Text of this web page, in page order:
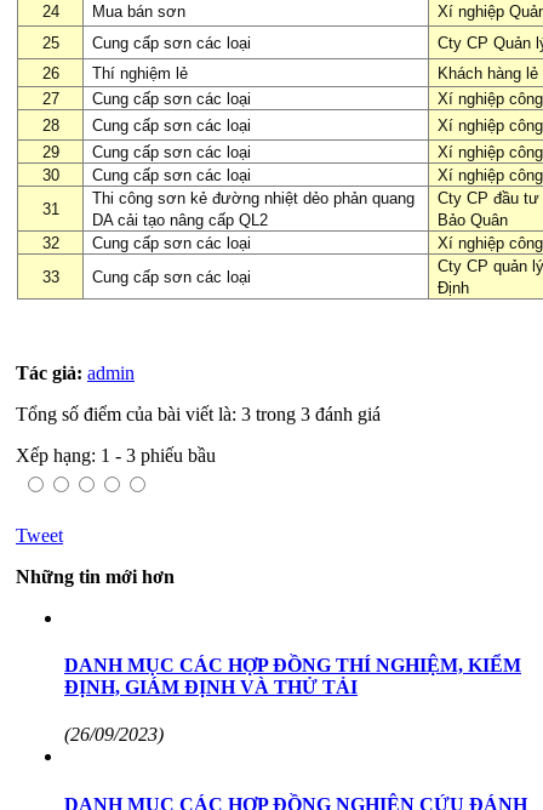
24
Mua bán sơn
Xí nghiệp
25
Cung cấp sơn các loại
Cty CP Quản
26
Thí nghiệm lẻ
Khách hàng lẻ
27
Cung cấp sơn các loại
Xí nghiệp
28
Cung cấp sơn các loại
Xí nghiệp
29
Cung cấp sơn các loại
Xí nghiệp
30
Cung cấp sơn các loại
Xí nghiệp
31
Thi công sơn kẻ đư­ờng nhiệt dẻo phản quang
DA cải tạo nâng cấp QL2
Cty CP đầu tư­
Bảo Quân
32
Cung cấp sơn các loại
Xí nghiệp
33
Cung cấp sơn các loại
Cty CP quản
Định
Tác giả: admin
Tổng số điểm của bài viết là: 3 trong 3 đánh giá
Xếp hạng: 1 - 3 phiếu bầu
Tweet
Những tin mới hơn
DANH MỤC CÁC HỢP ĐỒNG THÍ NGHIỆM, KIỂM
ĐỊNH, GIÁM ĐỊNH VÀ THỬ TẢI
(26/09/2023)
DANH MỤC CÁC HỢP ĐỒNG NGHIÊN CỨU ĐÁNH